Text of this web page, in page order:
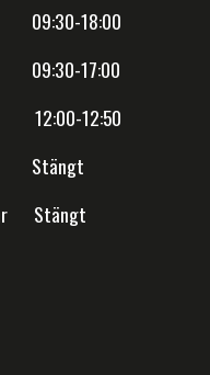
18:00
17:00
12:00-12:50
Stängt
Stängt